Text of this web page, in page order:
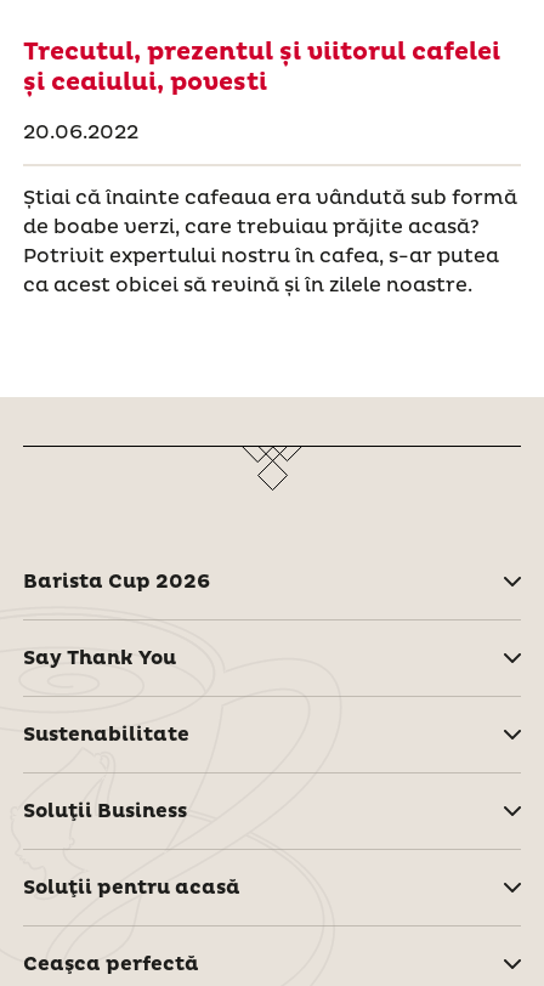
Trecutul, prezentul și viitorul cafelei
și ceaiului, povesti
20.06.2022
Știai că înainte cafeaua era vândută sub formă
de boabe verzi, care trebuiau prăjite acasă?
Potrivit expertului nostru în cafea, s-ar putea
ca acest obicei să revină și în zilele noastre.
Barista Cup 2026
Say Thank You
Sustenabilitate
Soluţii Business
Soluţii pentru acasă
Ceaşca perfectă